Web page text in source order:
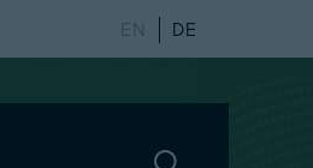
EN DE